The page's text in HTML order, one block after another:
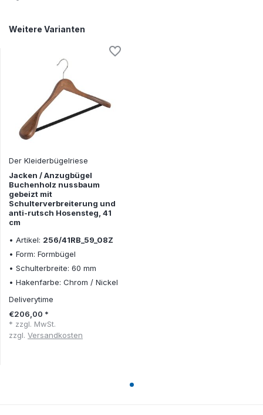
Weitere Varianten
Der Kleiderbügelriese
Jacken / Anzugbügel
Buchenholz nussbaum
gebeizt mit
Schulterverbreiterung und
anti-rutsch Hosensteg, 41
cm
• Artikel: 256/41RB_59_08Z
• Form: Formbügel
• Schulterbreite: 60 mm
• Hakenfarbe: Chrom / Nickel
Deliverytime
€206,00 *
* zzgl. MwSt.
zzgl. Versandkosten